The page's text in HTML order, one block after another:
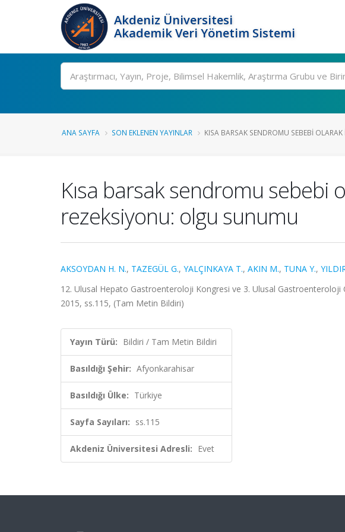
Akdeniz Üniversitesi
Akademik Veri Yönetim Sistemi
Ara
ANA SAYFA SON EKLENEN YAYINLAR KISA BARSAK SENDROMU SEBEBI OLARAK
Kısa barsak sendromu
rezeksiyonu: olgu sunumu
AKSOYDAN H. N., TAZEGÜL G., YALÇINKAYA T., AKIN M., TUNA Y.,
12. Ulusal Hepato Gastroenteroloji Kongresi ve 3. Ulusal
2015, ss.115, (Tam Metin Bildiri)
Yayın Türü: Bildiri / Tam Metin Bildiri
Basıldığı Şehir: Afyonkarahisar
Basıldığı Ülke: Türkiye
Sayfa Sayıları: ss.115
Akdeniz Üniversitesi Adresli: Evet